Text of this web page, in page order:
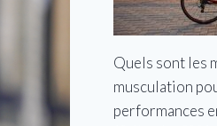
Quels sont les
musculation
performances